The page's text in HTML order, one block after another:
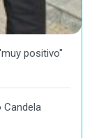
positivo"
Candela